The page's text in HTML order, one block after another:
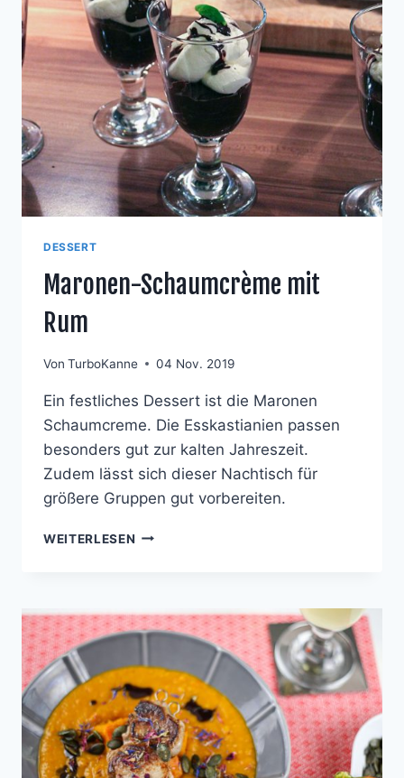
DESSERT
Maronen-Schaumcrème mit
Rum
Von TurboKanne 04 Nov. 2019
Ein festliches Dessert ist die Maronen
Schaumcreme. Die Esskastianien passen
besonders gut zur kalten Jahreszeit.
Zudem lässt sich dieser Nachtisch für
größere Gruppen gut vorbereiten.
WEITERLESEN MARONEN-